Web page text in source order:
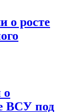
о росте
о
ВСУ под